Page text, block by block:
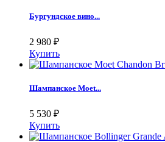
Бургундское вино...
2 980 ₽
Купить
Шампанское Moet...
5 530 ₽
Купить